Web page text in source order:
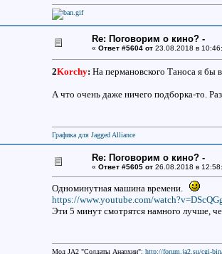
Re: Поговорим о кино? -
« Ответ #5604 от 23.08.2018 в
2Korchy: На пермановского Таноса я бы
А что очень даже ничего подборка-то.
Графика для Jagged Alliance
Re: Поговорим о кино? -
« Ответ #5605 от 26.08.2018 в
Одноминутная машина времени.
https://www.youtube.com/
Эти 5 минут смотрятся намного лучше,
Мод JA2 "Солдаты Анархии": http://forum.ja2.su/cgi-